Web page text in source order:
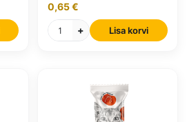
0,65 €
+
Lisa korvi